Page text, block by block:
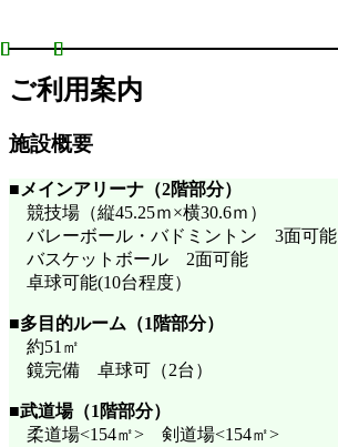
ご利用案内
施設概要
■ メインアリーナ（2階部分）
競技場（縦45.25ｍ×横30.6ｍ）
バレーボール・バドミントン 3面可能
バスケットボール 2面可能
卓球可能(10台程度）
■多目的ルーム（1階部分）
約51㎡
鏡完備 卓球可（2台）
■武道場（1階部分）
柔道場<154㎡> 剣道場<154㎡>